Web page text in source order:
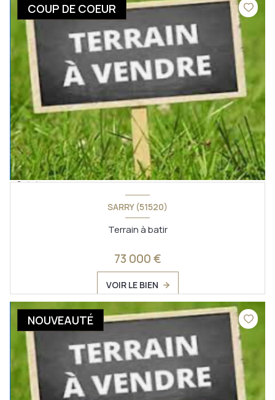
COUP DE COEUR
SARRY (51520)
Terrain à batir
73 000 €
VOIR LE BIEN
NOUVEAUTÉ